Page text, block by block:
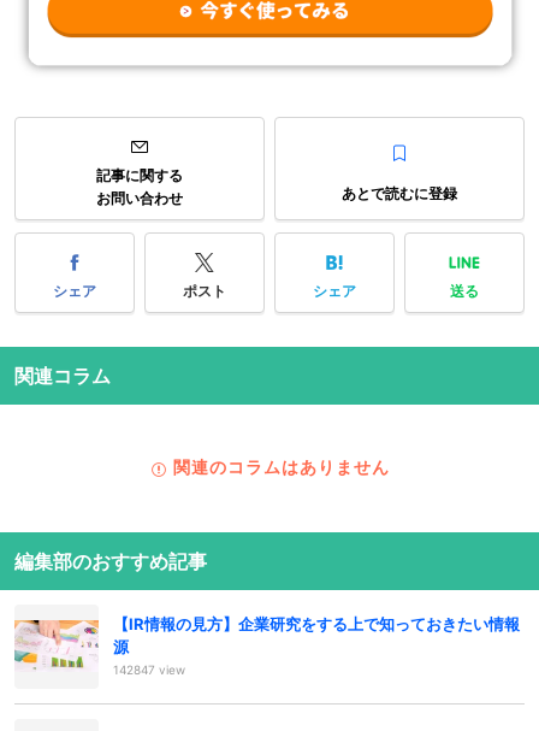
記事に関する
お問い合わせ
あとで読むに登録
シェア ポスト シェア 送る
関連コラム
関連のコラムはありません
編集部のおすすめ記事
【IR情報の見方】企業研究をする上で知っておきたい情報
源
142847 view